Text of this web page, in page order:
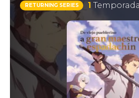
RETURNING SERIES 1